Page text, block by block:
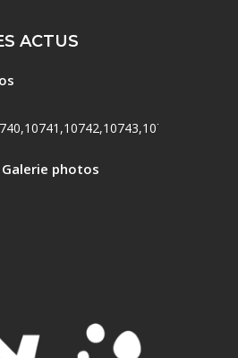
ACTUS
Galerie photos